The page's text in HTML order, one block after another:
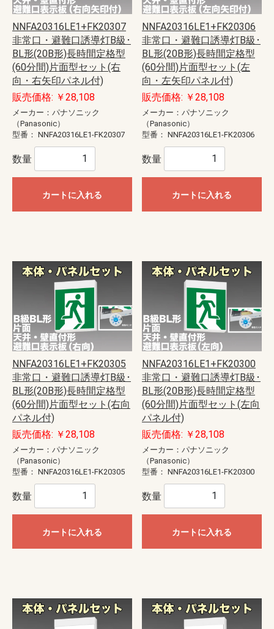
NNFA20316LE1+FK20307
非常口・避難口誘導灯B級･
BL形(20B形)長時間定格型
(60分間)片面型セット(右
向・右矢印パネル付)
販売価格: ￥28,108
メーカー：パナソニック
（Panasonic）
型番： NNFA20316LE1-FK20307
数量
カートに入れる
NNFA20316LE1+FK20306
非常口・避難口誘導灯B級･
BL形(20B形)長時間定格型
(60分間)片面型セット(左
向・左矢印パネル付)
販売価格: ￥28,108
メーカー：パナソニック
（Panasonic）
型番： NNFA20316LE1-FK20306
数量
カートに入れる
NNFA20316LE1+FK20305
非常口・避難口誘導灯B級･
BL形(20B形)長時間定格型
(60分間)片面型セット(右向
パネル付)
販売価格: ￥28,108
メーカー：パナソニック
（Panasonic）
型番： NNFA20316LE1-FK20305
数量
カートに入れる
NNFA20316LE1+FK20300
非常口・避難口誘導灯B級･
BL形(20B形)長時間定格型
(60分間)片面型セット(左向
パネル付)
販売価格: ￥28,108
メーカー：パナソニック
（Panasonic）
型番： NNFA20316LE1-FK20300
数量
カートに入れる